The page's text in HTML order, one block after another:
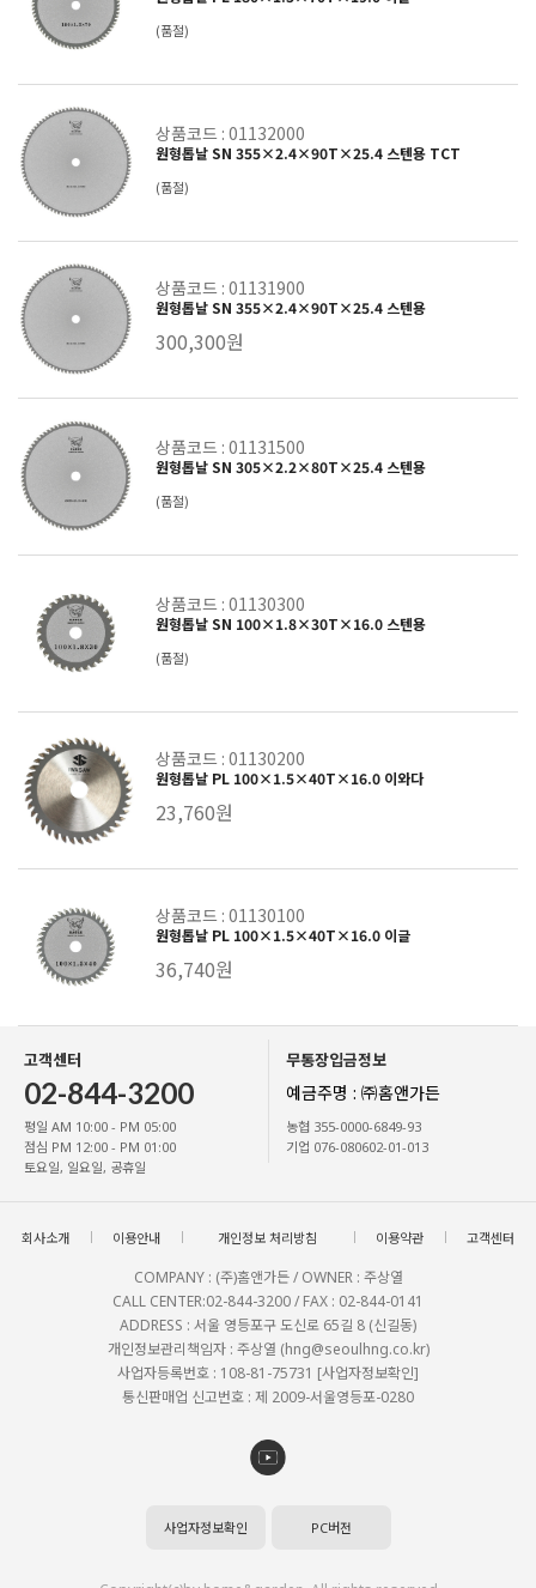
(품절)
상품코드 : 01132000
원형톱날 SN 355×2.4×90T×25.4 스텐용 TCT
(품절)
상품코드 : 01131900
원형톱날 SN 355×2.4×90T×25.4 스텐용
300,300원
상품코드 : 01131500
원형톱날 SN 305×2.2×80T×25.4 스텐용
(품절)
상품코드 : 01130300
원형톱날 SN 100×1.8×30T×16.0 스텐용
(품절)
상품코드 : 01130200
원형톱날 PL 100×1.5×40T×16.0 이와다
23,760원
상품코드 : 01130100
원형톱날 PL 100×1.5×40T×16.0 이글
36,740원
고객센터
02-844-3200
평일 AM 10:00 - PM 05:00
점심 PM 12:00 - PM 01:00
토요일, 일요일, 공휴일
무통장입금정보
예금주명 : ㈜홈앤가든
농협 355-0000-6849-93
기업 076-080602-01-013
회사소개 이용안내 개인정보 처리방침 이용약관 고객센터
COMPANY : (주)홈앤가든 / OWNER : 주상열
CALL CENTER:02-844-3200 / FAX : 02-844-0141
ADDRESS : 서울 영등포구 도신로 65길 8 (신길동)
개인정보관리책임자 : 주상열 (hng@seoulhng.co.kr)
사업자등록번호 : 108-81-75731 [사업자정보확인]
통신판매업 신고번호 : 제 2009-서울영등포-0280
사업자정보확인 PC버전